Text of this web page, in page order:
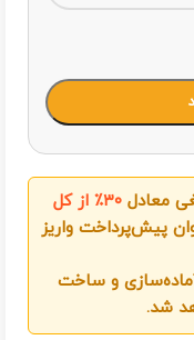
معادل
۳۰٪ از کل
پیش‌پرداخت واریز
و ساخت
شد.